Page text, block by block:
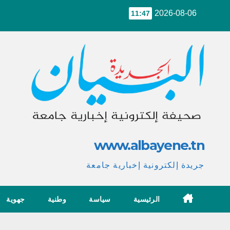
2026-08-06
11:47
www.albayene.tn
جريدة إلكترونية إخبارية جامعة
الرئيسية سياسة وطنية جهوية